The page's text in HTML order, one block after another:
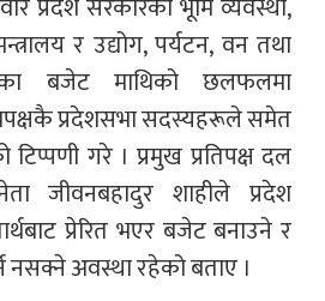
प्रदेश सरकारका भूमि व्यवस्था,
र उद्योग, पर्यटन, वन तथा
बजेट माथिको छलफलमा
प्रदेशसभा सदस्यहरूले समेत
गरे । प्रमुख प्रतिपक्ष दल
जीवनबहादुर शाहीले प्रदेश
प्रेरित भएर बजेट बनाउने र
नसक्ने अवस्था रहेको बताए ।